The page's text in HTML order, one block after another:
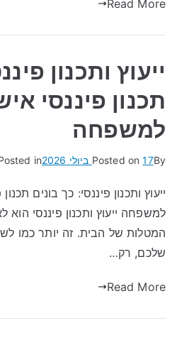
Read More
ייעוץ ותכנון
תכנון פיננסי
למשפחה
By
Posted on17 ביולי 2026 in
ייעוץ ותכנון פיננסי: כך בונים
למשפחה ייעוץ ותכנון פיננסי
המטלות של הבית. זה יותר כמו
שלכם, רק…
Read More